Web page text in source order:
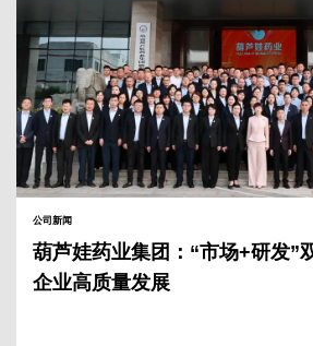
公司新闻
葫芦娃药业集团：“市场+研发”
企业高质量发展